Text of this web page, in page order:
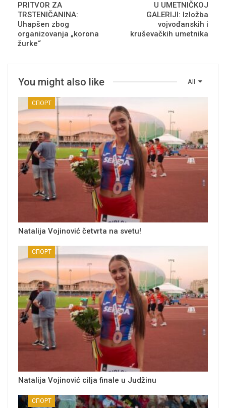
PRITVOR ZA
TRSTENIČANINA:
Uhapšen zbog
organizovanja „korona
žurke“
U UMETNIČKOJ
GALERIJI: Izložba
vojvođanskih i
kruševačkih umetnika
All
You might also like
СПОРТ
Natalija Vojinović četvrta na svetu!
СПОРТ
Natalija Vojinović cilja finale u Judžinu
СПОРТ